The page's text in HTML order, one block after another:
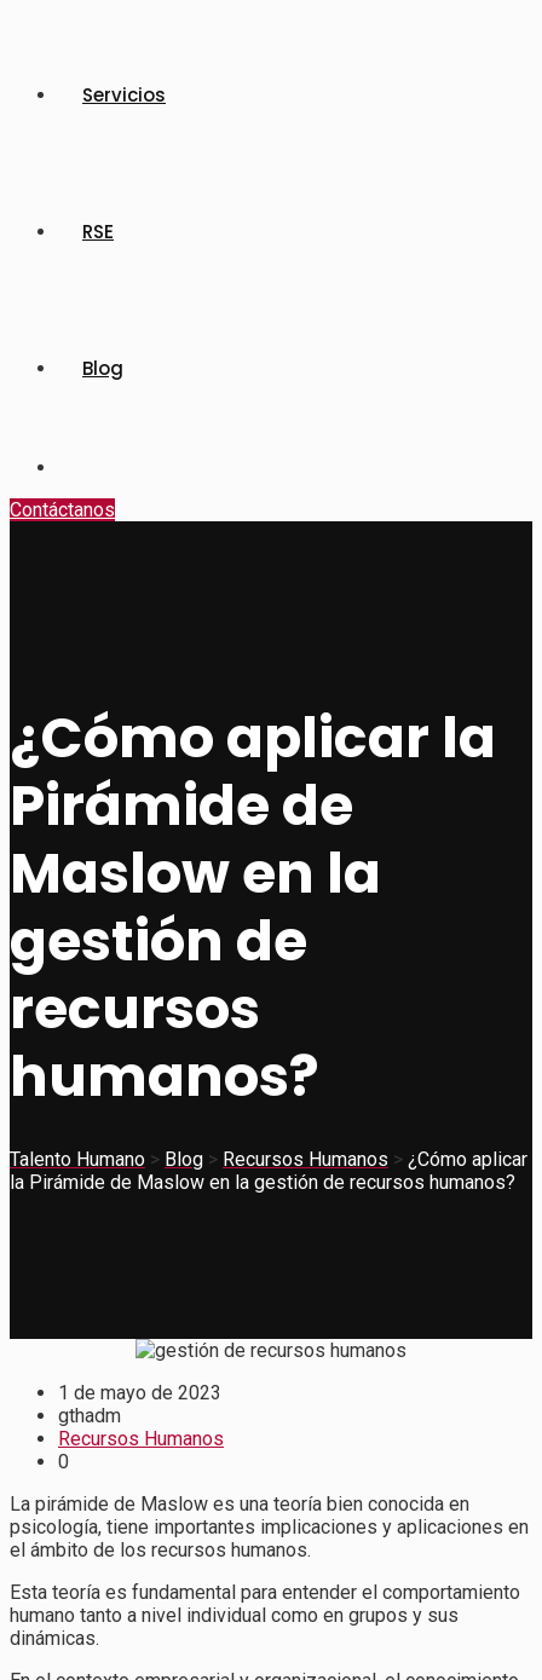
Servicios
RSE
Blog
Contáctanos
¿Cómo aplicar la
Pirámide de
Maslow en la
gestión de
recursos
humanos?
Talento Humano > Blog > Recursos Humanos > ¿Cómo aplicar
la Pirámide de Maslow en la gestión de recursos humanos?
1 de mayo de 2023
gthadm
Recursos Humanos
0
La pirámide de Maslow es una teoría bien conocida en
psicología, tiene importantes implicaciones y aplicaciones en
el ámbito de los recursos humanos.
Esta teoría es fundamental para entender el comportamiento
humano tanto a nivel individual como en grupos y sus
dinámicas.